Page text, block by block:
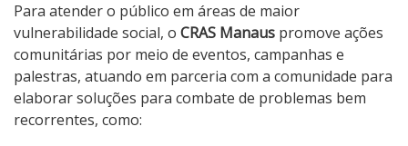
Para atender o público em áreas de maior
vulnerabilidade social, o CRAS Manaus promove ações
comunitárias por meio de eventos, campanhas e
palestras, atuando em parceria com a comunidade para
elaborar soluções para combate de problemas bem
recorrentes, como: